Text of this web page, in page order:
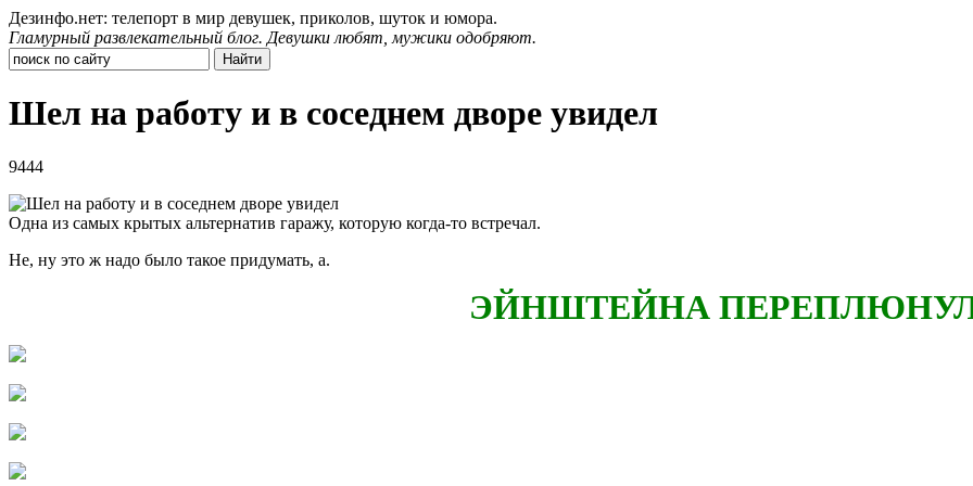
Дезинфо.нет: телепорт в мир девушек, приколов, шуток и юмора.
Гламурный развлекательный блог. Девушки любят, мужики одобряют.
Шел на работу и в соседнем дворе увидел
9444
Одна из самых крытых альтернатив гаражу, которую когда-то встречал.
Не, ну это ж надо было такое придумать, а.
ЭЙНШТЕЙНА